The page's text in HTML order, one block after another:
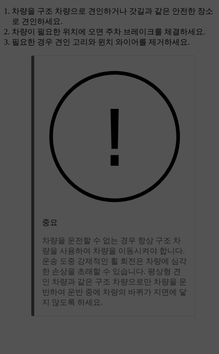
차량을 구조 차량으로 견인하거나 갓길과 같은 안전한 장소
로 견인하세요.
차량이 필요한 위치에 오면 주차 브레이크를 체결하세요.
필요한 경우 견인 고리와 윈치 와이어를 제거하세요.
중요
차량을 운전할 수 없는 경우 항상 구조 차
량을 사용하여 차량을 이동시켜야 합니다.
운송 도중 강제적인 휠 회전은 차량에 심각
한 손상을 초래할 수 있습니다. 평상형 견
인 차량과 같은 구조 차량으로만 차량을 운
반하여 운반 중에 차량의 바퀴가 지면에 닿
지 않도록 하세요.